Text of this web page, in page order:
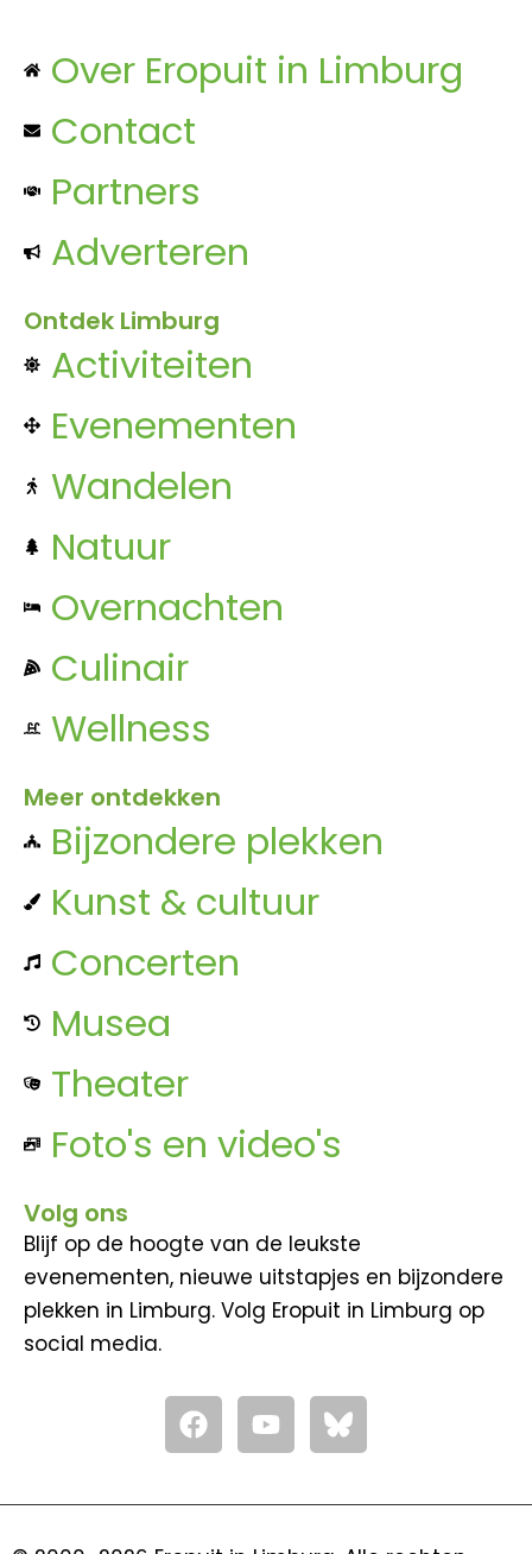
Over Eropuit in Limburg
Contact
Partners
Adverteren
Ontdek Limburg
Activiteiten
Evenementen
Wandelen
Natuur
Overnachten
Culinair
Wellness
Meer ontdekken
Bijzondere plekken
Kunst & cultuur
Concerten
Musea
Theater
Foto's en video's
Volg ons
Blijf op de hoogte van de leukste
evenementen, nieuwe uitstapjes en bijzondere
plekken in Limburg. Volg Eropuit in Limburg op
social media.
F
a
c
Y
o
u